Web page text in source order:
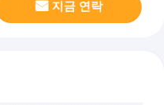
지금 연락